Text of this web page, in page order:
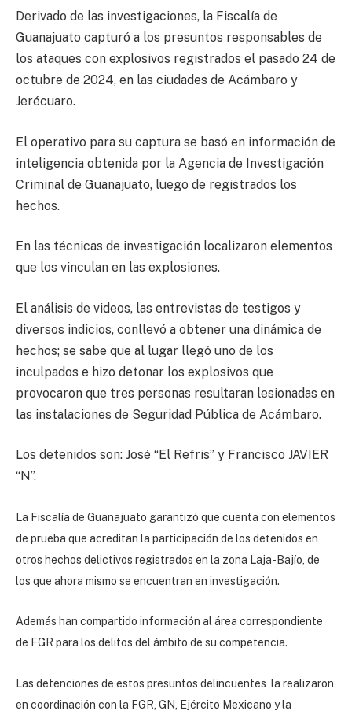
Derivado de las investigaciones, la Fiscalía de
Guanajuato capturó a los presuntos responsables de
los ataques con explosivos registrados el pasado 24 de
octubre de 2024, en las ciudades de Acámbaro y
Jerécuaro.
El operativo para su captura se basó en información de
inteligencia obtenida por la Agencia de Investigación
Criminal de Guanajuato, luego de registrados los
hechos.
En las técnicas de investigación localizaron elementos
que los vinculan en las explosiones.
El análisis de videos, las entrevistas de testigos y
diversos indicios, conllevó a obtener una dinámica de
hechos; se sabe que al lugar llegó uno de los
inculpados e hizo detonar los explosivos que
provocaron que tres personas resultaran lesionadas en
las instalaciones de Seguridad Pública de Acámbaro.
Los detenidos son: José “El Refris” y Francisco JAVIER
“N”.
La Fiscalía de Guanajuato garantizó que cuenta con elementos
de prueba que acreditan la participación de los detenidos en
otros hechos delictivos registrados en la zona Laja-Bajío, de
los que ahora mismo se encuentran en investigación.
Además han compartido información al área correspondiente
de FGR para los delitos del ámbito de su competencia.
Las detenciones de estos presuntos delincuentes la realizaron
en coordinación con la FGR, GN, Ejército Mexicano y la